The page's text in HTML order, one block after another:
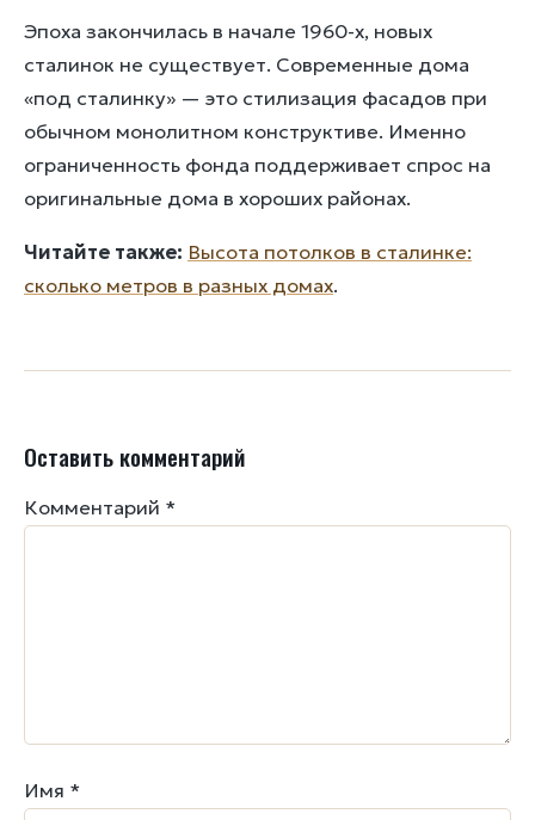
Эпоха закончилась в начале 1960-х, новых
сталинок не существует. Современные дома
«под сталинку» — это стилизация фасадов при
обычном монолитном конструктиве. Именно
ограниченность фонда поддерживает спрос на
оригинальные дома в хороших районах.
Читайте также: Высота потолков в сталинке:
сколько метров в разных домах.
Оставить комментарий
Комментарий *
Имя *